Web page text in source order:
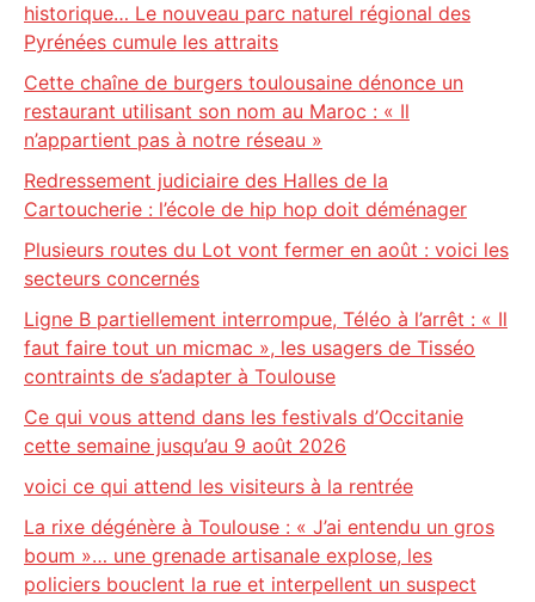
historique… Le nouveau parc naturel régional des
Pyrénées cumule les attraits
Cette chaîne de burgers toulousaine dénonce un
restaurant utilisant son nom au Maroc : « Il
n’appartient pas à notre réseau »
Redressement judiciaire des Halles de la
Cartoucherie : l’école de hip hop doit déménager
Plusieurs routes du Lot vont fermer en août : voici les
secteurs concernés
Ligne B partiellement interrompue, Téléo à l’arrêt : « Il
faut faire tout un micmac », les usagers de Tisséo
contraints de s’adapter à Toulouse
Ce qui vous attend dans les festivals d’Occitanie
cette semaine jusqu’au 9 août 2026
voici ce qui attend les visiteurs à la rentrée
La rixe dégénère à Toulouse : « J’ai entendu un gros
boum »… une grenade artisanale explose, les
policiers bouclent la rue et interpellent un suspect